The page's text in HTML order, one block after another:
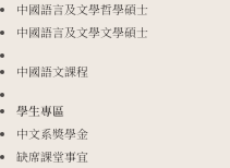
中國語言及文學哲學碩士
中國語言及文學文學碩士
中國語文課程
學生專區
中文系獎學金
缺席課堂事宜